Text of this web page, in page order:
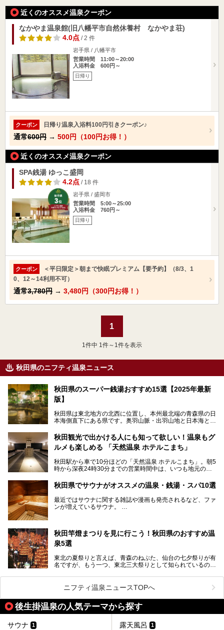
近くのオススメ温泉クーポン
なかやま温泉館(旧八幡平市自然休養村 なかやま荘)
4.0点/ 2 件
岩手県 / 八幡平市
営業時間 11:00～20:00
入浴料金 600円～
日帰り
クーポン 日帰り温泉入浴料100円引きクーポン♪
通常600円 → 500円（100円お得！）
近くのオススメ温泉クーポン
SPA銭湯 ゆっこ盛岡
4.2点/ 18 件
岩手県 / 盛岡市
営業時間 5:00～25:00
入浴料金 760円～
日帰り
クーポン
＜平日限定＞朝まで快眠プレミアム【要予約】（8/3、1
0、12～14利用不可）
通常3,780円 → 3,480円（300円お得！）
1
1 件中 1件～1件を表示
秋田県のニフティ温泉ニュース
秋田県のスーパー銭湯おすすめ15選【2025年最新
版】
秋田県は東北地方の北西に位置し、本州最北端の青森県の日
本海側直下にある県です。奥羽山脈・出羽山地と日本海とい
界自然遺産に登録された白神山地のほか、多くの国立公園・
国定公園を擁しています。
「あきたこまち」に代表される米の生産量は国内第3位。米
ハタハタ・しょっつる（魚醤）といった独特の食材も豊富で
す。
げ」など、全国的に有名な催しも多い秋田県。観光旅行にも
役立つ、県内のおすすめスーパー銭湯＆立ち寄り湯情報をご
紹介します。
秋田観光で出かける人にも知って欲しい！温泉もグ
ルメも楽しめる 「天然温泉 ホテルこまち」
秋田駅から車で10分ほどの「天然温泉 ホテルこまち」。朝5
時から深夜24時30分までの営業時間中は、いつも地元の人
岩盤浴入り放題なのに1泊3,500円からと破格の安さ！
観光にも便利な「天然温泉 ホテルこまち」の魅力をたっぷ
りお届けします。
秋田県でサウナがオススメの温泉・銭湯・スパ10選
最近ではサウナに関する雑誌や漫画も発売されるなど、ファ
ンが増えているサウナ。
こだわりを持つ施設も増えています。
今回はそんな今話題のサウナが楽しめる、秋田県内にあるオ
ススメ温泉・銭湯・スパを10件まとめてご紹介します。
秋田竿燈まつりを見に行こう！秋田県のおすすめ温
泉5選
東北の夏祭りと言えば、青森のねぶた、仙台の七夕祭りが有
名ですが、もう一つ、東北三大祭りとして知られているのが
毎年8月3日から6日に行われる「秋田竿燈まつり」は、たく
さんの提灯をぶらさげた大きな竿燈を「ドッコイショ」の掛
け声にあわせて秋田駅周辺を練り歩きます。
竿燈の数は230本、１万個の提灯がまるで天の川のように連
なり、秋田の夜を照らします。
ニフティ温泉ニュースTOPへ
後生掛温泉の人気テーマから探す
サウナ 1 露天風呂 1